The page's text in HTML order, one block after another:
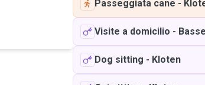
Passeggiata cane -
Visite a domicilio -
Dog sitting - Kloten